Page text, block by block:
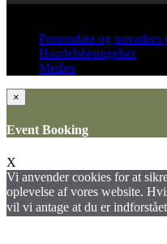
Persondata og privatlivs
Handelsbetingelser
Medier
×
Event Booking
X
Vi anvender cookies for at
oplevelse af vores website.
vil vi antage at du er